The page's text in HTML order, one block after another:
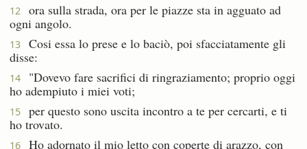
12
ora sulla strada, ora per le piazze sta in agguato ad
ogni angolo.
13
Cosi essa lo prese e lo baciò, poi sfacciatamente gli
disse:
14
"Dovevo fare sacrifici di ringraziamento; proprio oggi
ho adempiuto i miei voti;
15
per questo sono uscita incontro a te per cercarti, e ti
ho trovato.
16
Ho adornato il mio letto con coperte di arazzo, con